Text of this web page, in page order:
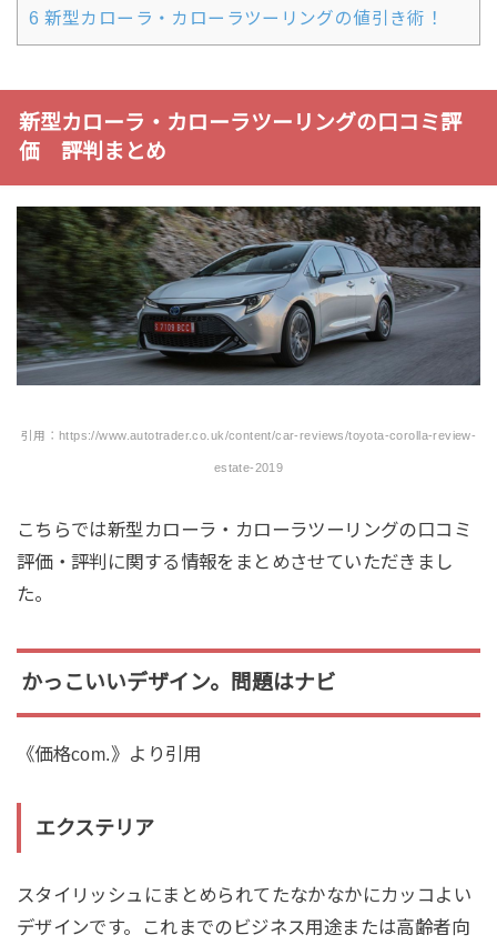
6 新型カローラ・カローラツーリングの値引き術！
新型カローラ・カローラツーリングの口コミ評
価 評判まとめ
引用：https://www.autotrader.co.uk/content/car-reviews/toyota-corolla-review-
estate-2019
こちらでは新型カローラ・カローラツーリングの口コミ
評価・評判に関する情報をまとめさせていただきまし
た。
かっこいいデザイン。問題はナビ
《価格com.》より引用
エクステリア
スタイリッシュにまとめられてたなかなかにカッコよい
デザインです。これまでのビジネス用途または高齢者向